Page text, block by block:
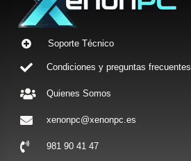
Soporte Técnico
Condiciones y preguntas frecuentes
Quienes Somos
xenonpc@xenonpc.es
981 90 41 47